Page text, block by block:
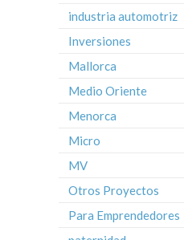
industria automotriz
Inversiones
Mallorca
Medio Oriente
Menorca
Micro
MV
Otros Proyectos
Para Emprendedores